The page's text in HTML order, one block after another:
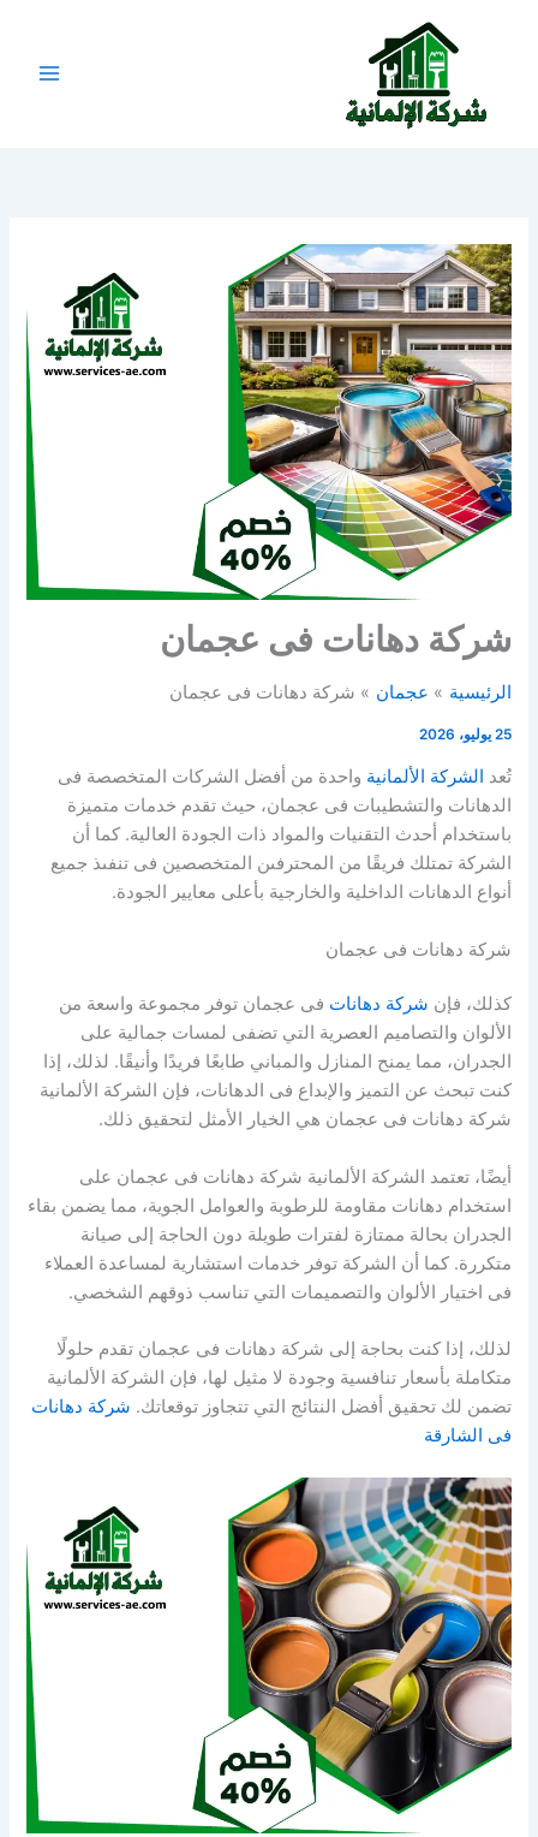
شركة دهانات فى عجمان
الرئيسية عجمان شركة دهانات فى عجمان
25 يوليو، 2026
تُعد الشركة الألمانية واحدة من أفضل الشركات المتخصصة فى
الدهانات والتشطيبات فى عجمان، حيث تقدم خدمات متميزة
باستخدام أحدث التقنيات والمواد ذات الجودة العالية. كما أن
الشركة تمتلك فريقًا من المحترفىن المتخصصين فى تنفىذ جميع
أنواع الدهانات الداخلية والخارجية بأعلى معايير الجودة.
شركة دهانات فى عجمان
كذلك، فإن شركة دهانات فى عجمان توفر مجموعة واسعة من
الألوان والتصاميم العصرية التي تضفى لمسات جمالية على
الجدران، مما يمنح المنازل والمباني طابعًا فريدًا وأنيقًا. لذلك، إذا
كنت تبحث عن التميز والإبداع فى الدهانات، فإن الشركة الألمانية
شركة دهانات فى عجمان هي الخيار الأمثل لتحقيق ذلك.
أيضًا، تعتمد الشركة الألمانية شركة دهانات فى عجمان على
استخدام دهانات مقاومة للرطوبة والعوامل الجوية، مما يضمن بقاء
الجدران بحالة ممتازة لفترات طويلة دون الحاجة إلى صيانة
متكررة. كما أن الشركة توفر خدمات استشارية لمساعدة العملاء
فى اختيار الألوان والتصميمات التي تناسب ذوقهم الشخصي.
لذلك، إذا كنت بحاجة إلى شركة دهانات فى عجمان تقدم حلولًا
متكاملة بأسعار تنافسية وجودة لا مثيل لها، فإن الشركة الألمانية
تضمن لك تحقيق أفضل النتائج التي تتجاوز توقعاتك. شركة دهانات
فى الشارقة